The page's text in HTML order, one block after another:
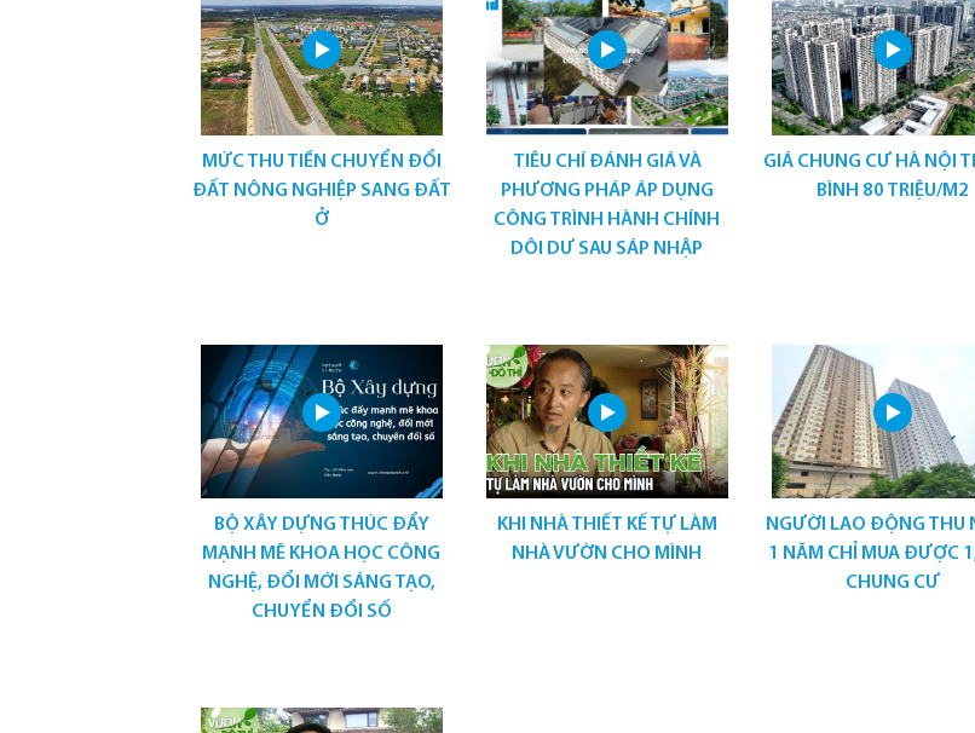
MỨC THU TIỀN CHUYỂN ĐỔI
ĐẤT NÔNG NGHIỆP SANG ĐẤT
Ở
TIÊU CHÍ ĐÁNH GIÁ VÀ
PHƯƠNG PHÁP ÁP DỤNG
CÔNG TRÌNH HÀNH CHÍNH
DÔI DƯ SAU SÁP NHẬP
GIÁ CHUNG CƯ HÀ NỘI
BÌNH 80 TRIỆU/M2
BỘ XÂY DỰNG THÚC ĐẨY
MẠNH MẼ KHOA HỌC CÔNG
NGHỆ, ĐỔI MỚI SÁNG TẠO,
CHUYỂN ĐỔI SỐ
KHI NHÀ THIẾT KẾ TỰ LÀM
NHÀ VƯỜN CHO MÌNH
NGƯỜI LAO ĐỘNG THU
1 NĂM CHỈ MUA ĐƯỢC
CHUNG CƯ